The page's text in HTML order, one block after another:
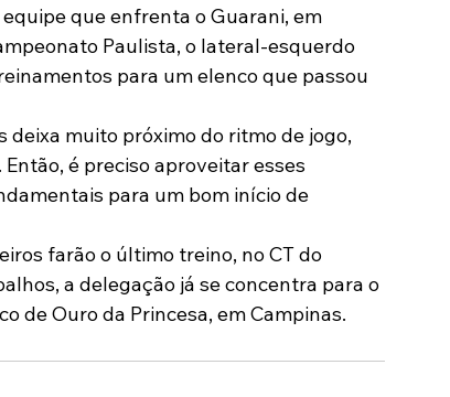
que enfrenta o Guarani, em
Paulista, o lateral-esquerdo
para um elenco que passou
deixa muito próximo do ritmo de jogo,
é preciso aproveitar esses
para um bom início de
farão o último treino, no CT do
a delegação já se concentra para o
de Ouro da Princesa, em Campinas.